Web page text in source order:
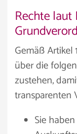
Rechte
Gemäß Artikel
über die
zustehen,
transparenten
Sie